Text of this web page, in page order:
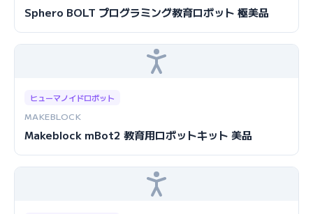
Sphero BOLT プログラミング教育ロボット 極美品
ヒューマノイドロボット
MAKEBLOCK
Makeblock mBot2 教育用ロボットキット 美品